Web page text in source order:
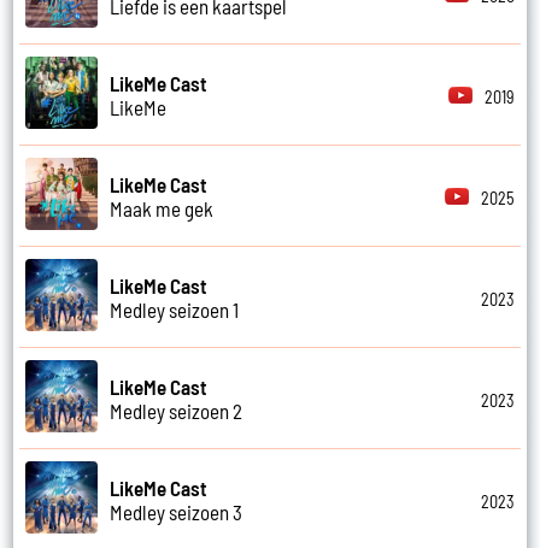
Liefde is een kaartspel
LikeMe Cast
LikeMe
2019
LikeMe Cast
Maak me gek
2025
LikeMe Cast
Medley seizoen 1
2023
LikeMe Cast
Medley seizoen 2
2023
LikeMe Cast
Medley seizoen 3
2023